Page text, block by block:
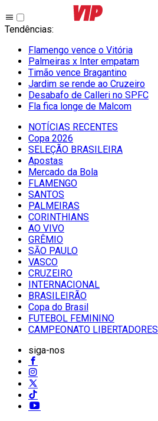
Tendências:
Flamengo vence o Vitória
Palmeiras x Inter empatam
Timão vence Bragantino
Jardim se rende ao Cruzeiro
Desabafo de Calleri no SPFC
Fla fica longe de Malcom
NOTÍCIAS RECENTES
Copa 2026
SELEÇÃO BRASILEIRA
Apostas
Mercado da Bola
FLAMENGO
SANTOS
PALMEIRAS
CORINTHIANS
AO VIVO
GRÊMIO
SĀO PAULO
VASCO
CRUZEIRO
INTERNACIONAL
BRASILEIRÃO
Copa do Brasil
FUTEBOL FEMININO
CAMPEONATO LIBERTADORES
siga-nos